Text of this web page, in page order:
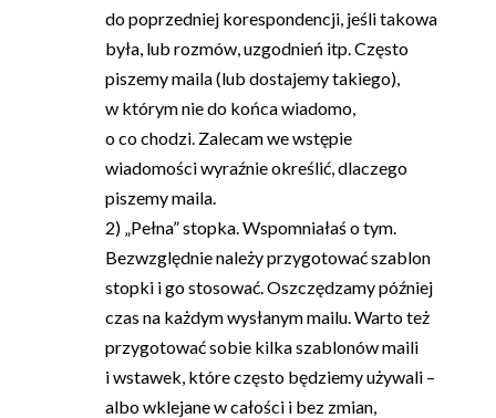
do poprzedniej korespondencji, jeśli takowa
była, lub rozmów, uzgodnień itp. Często
piszemy maila (lub dostajemy takiego),
w którym nie do końca wiadomo,
o co chodzi. Zalecam we wstępie
wiadomości wyraźnie określić, dlaczego
piszemy maila.
2) „Pełna” stopka. Wspomniałaś o tym.
Bezwzględnie należy przygotować szablon
stopki i go stosować. Oszczędzamy później
czas na każdym wysłanym mailu. Warto też
przygotować sobie kilka szablonów maili
i wstawek, które często będziemy używali –
albo wklejane w całości i bez zmian,